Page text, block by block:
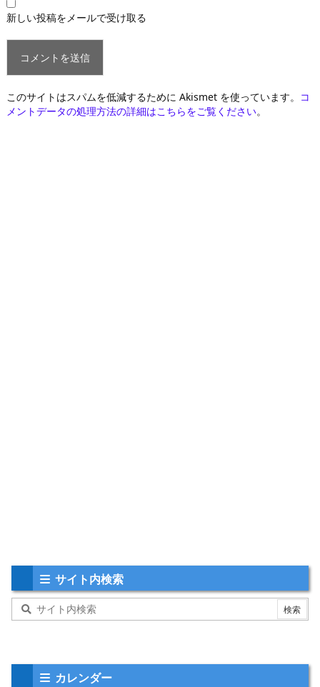
新しい投稿をメールで受け取る
このサイトはスパムを低減するために Akismet を使っています。 コ
メントデータの処理方法の詳細はこちらをご覧ください。
サイト内検索
カレンダー